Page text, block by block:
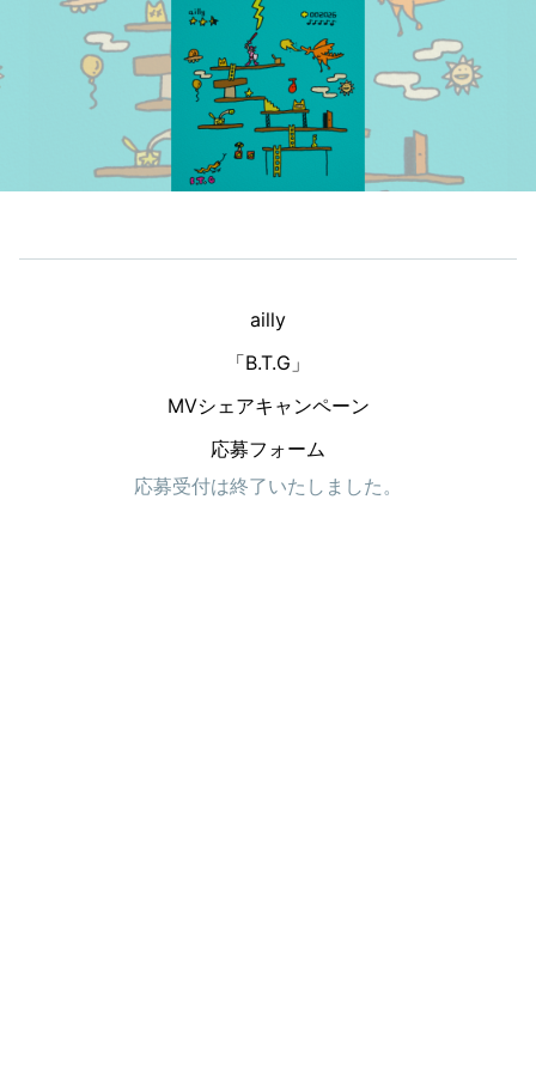
ailly
「B.T.G」
MVシェアキャンペーン
応募フォーム
応募受付は終了いたしました。